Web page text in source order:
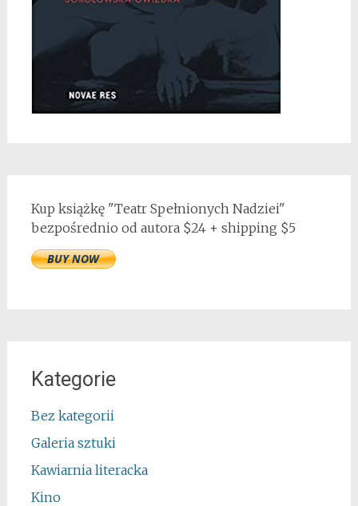
Kup książkę "Teatr Spełnionych Nadziei"
bezpośrednio od autora $24 + shipping $5
Kategorie
Bez kategorii
Galeria sztuki
Kawiarnia literacka
Kino